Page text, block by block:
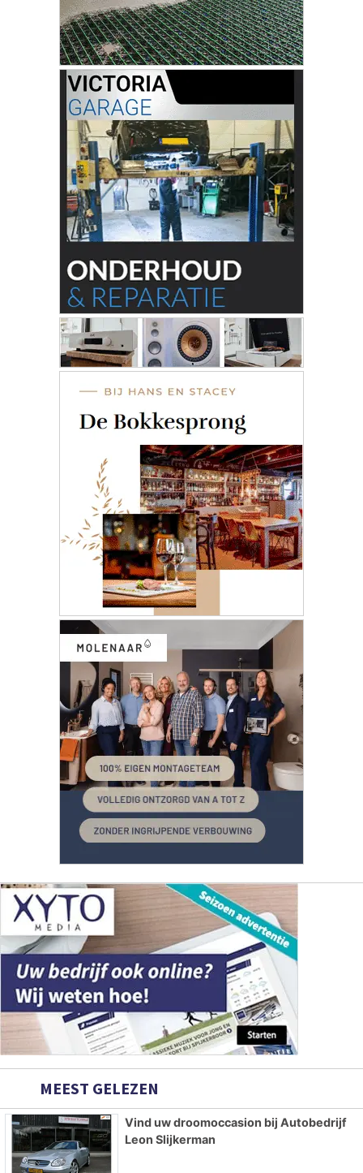
MEEST GELEZEN
Vind uw droomoccasion bij Autobedrijf
Leon Slijkerman